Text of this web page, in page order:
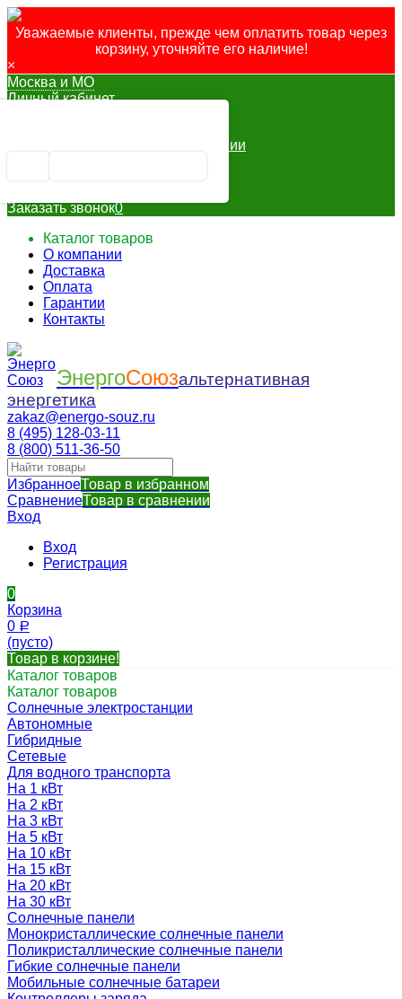
Уважаемые клиенты, прежде чем оплатить товар через
корзину, уточняйте его наличие!
×
Москва и МО
Личный кабинет
Товар в сравнении
Заказать звонок0
Каталог товаров
О компании
Доставка
Оплата
Гарантии
Контакты
ЭнергоСоюзальтернативная
энергетика
zakaz@energo-souz.ru
8 (495) 128-03-11
8 (800) 511-36-50
ИзбранноеТовар в избранном
СравнениеТовар в сравнении
Вход
Вход
Регистрация
0
Корзина
0 Р
(пусто)
Товар в корзине!
Каталог товаров
Каталог товаров
Солнечные электростанции
Автономные
Гибридные
Сетевые
Для водного транспорта
На 1 кВт
На 2 кВт
На 3 кВт
На 5 кВт
На 10 кВт
На 15 кВт
На 20 кВт
На 30 кВт
Солнечные панели
Монокристаллические солнечные панели
Поликристаллические солнечные панели
Гибкие солнечные панели
Мобильные солнечные батареи